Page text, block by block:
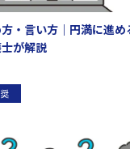
・言い方｜円満に進め
が解説